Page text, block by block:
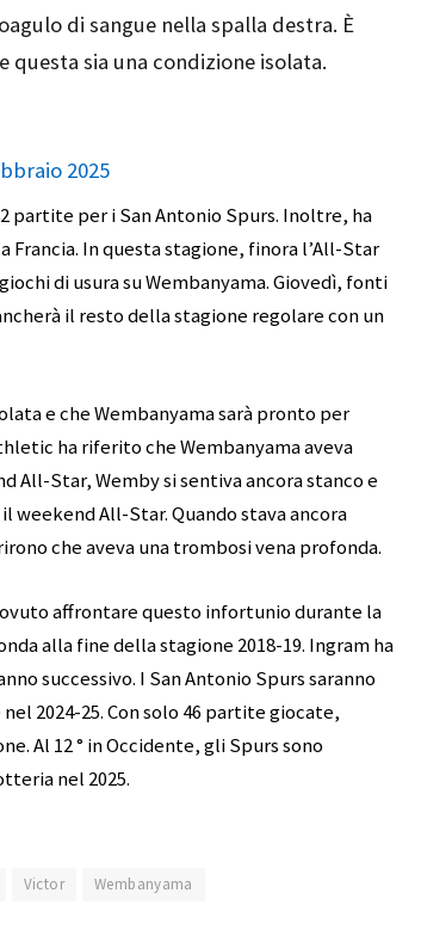
di sangue nella spalla destra. È
questa sia una condizione isolata.
2025
partite per i San Antonio Spurs. Inoltre, ha
In questa stagione, finora l’All-Star
di usura su Wembanyama. Giovedì, fonti
il resto della stagione regolare con un
e che Wembanyama sarà pronto per
ha riferito che Wembanyama aveva
All-Star, Wemby si sentiva ancora stanco e
weekend All-Star. Quando stava ancora
che aveva una trombosi vena profonda.
affrontare questo infortunio durante la
alla fine della stagione 2018-19. Ingram ha
successivo. I San Antonio Spurs saranno
2024-25. Con solo 46 partite giocate,
Al 12 ° in Occidente, gli Spurs sono
nel 2025.
Victor Wembanyama